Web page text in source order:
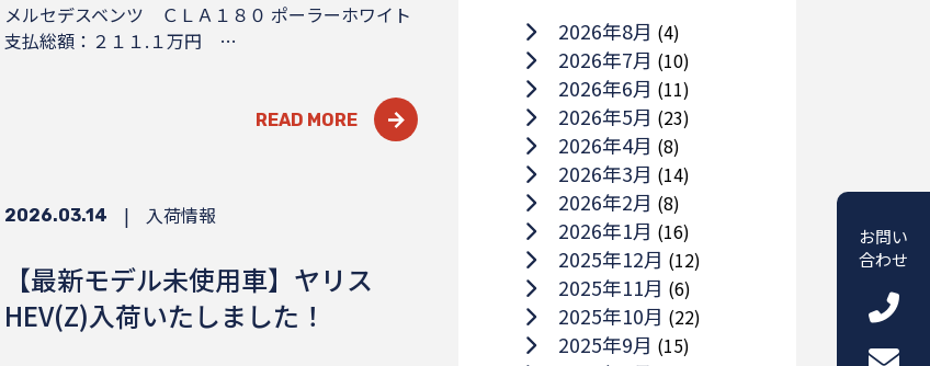
お問い
合わせ
メルセデスベンツ ＣＬＡ１８０ ポーラーホワイト
支払総額：２１１.１万円 …
READ MORE
2026.03.14 | 入荷情報
【最新モデル未使用車】ヤリス
HEV(Z)入荷いたしました！
2026年8月 (4)
2026年7月 (10)
2026年6月 (11)
2026年5月 (23)
2026年4月 (8)
2026年3月 (14)
2026年2月 (8)
2026年1月 (16)
2025年12月 (12)
2025年11月 (6)
2025年10月 (22)
2025年9月 (15)